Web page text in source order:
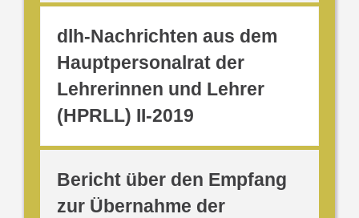
dlh-Nachrichten aus dem
Hauptpersonalrat der
Lehrerinnen und Lehrer
(HPRLL) II-2019
Bericht über den Empfang
zur Übernahme der